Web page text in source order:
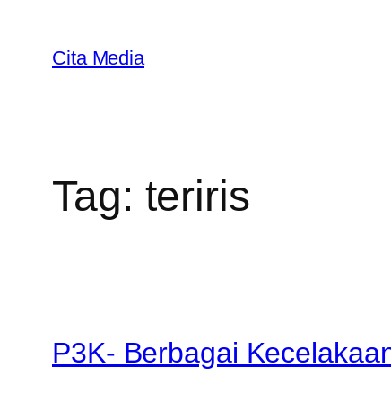
content
Cita Media
Tag: teriris
P3K- Berbagai